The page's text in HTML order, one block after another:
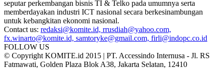
seputar perkembangan bisnis TI & Telko pada umumnya serta
memberdayakan industri ICT nasional secara berkesinambungan
untuk kebangkitan ekonomi nasional.
Contact us: redaksi@komite.id, rrusdiah@yahoo.com,
fx.winarto@komite.id, samtoryke@gmail.com, firli@indopc.co.id
FOLLOW US
© Copyright KOMITE.id 2015 | PT. Accessindo Internusa - Jl. RS
Fatmawati, Golden Plaza Blok A38, Jakarta Selatan, 12410